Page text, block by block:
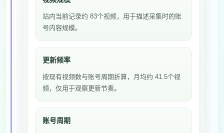
站内当前记录约 83个视频，用于描述采集时的账
号内容规模。
更新频率
按现有视频数与账号周期折算，月均约 41.5个视
频，仅用于观察更新节奏。
账号周期